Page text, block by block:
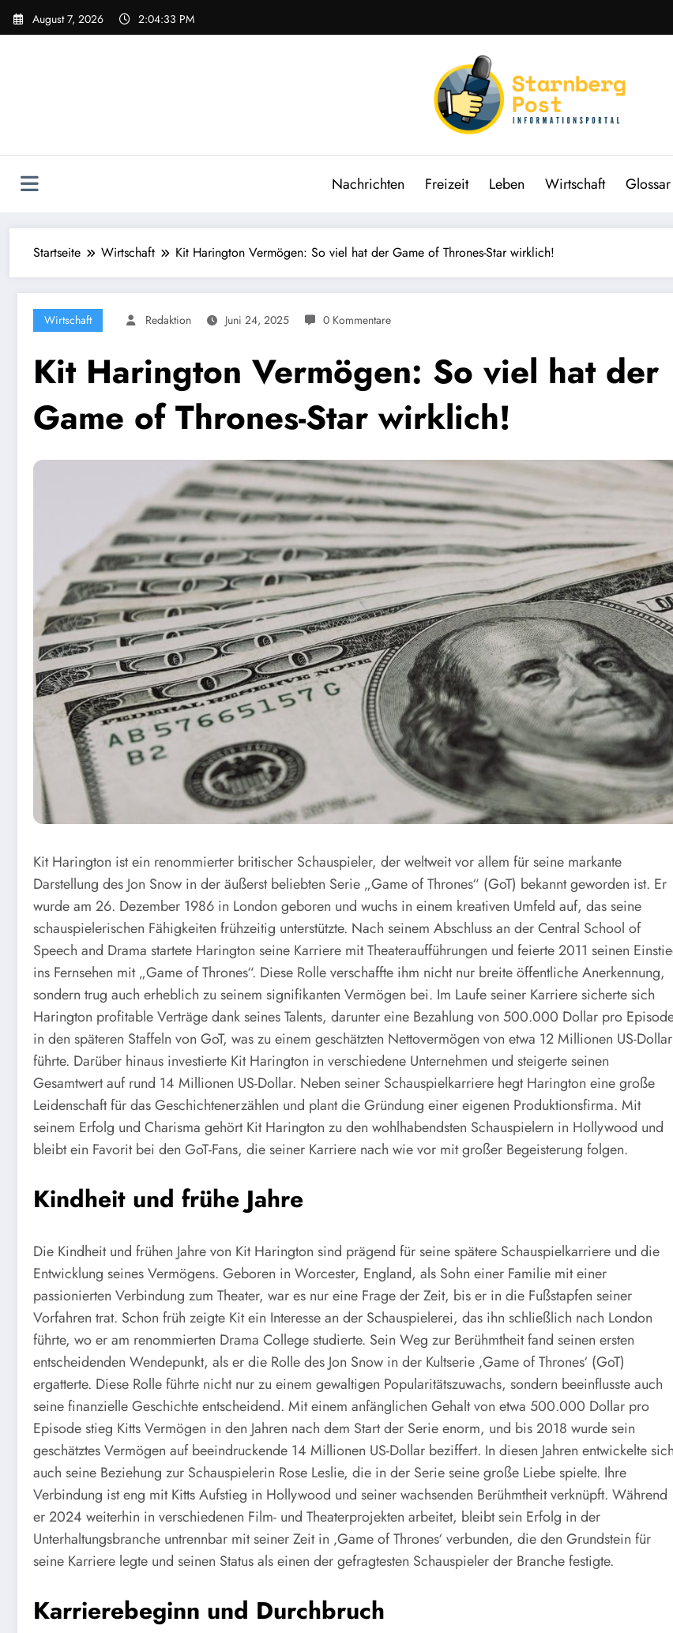
Zum
Inhalt
August 7, 2026 2:04:34 PM
Nachrichten Freizeit Leben Wirtschaft Glossar
Startseite Wirtschaft Kit Harington Vermögen: So viel hat der Game of Thrones-Star wirklich!
Wirtschaft Redaktion Juni 24, 2025 0 Kommentare
Kit Harington Vermögen: So viel hat der
Game of Thrones-Star wirklich!
Kit Harington ist ein renommierter britischer Schauspieler, der weltweit vor allem für seine markante
Darstellung des Jon Snow in der äußerst beliebten Serie „Game of Thrones“ (GoT) bekannt geworden ist. Er
wurde am 26. Dezember 1986 in London geboren und wuchs in einem kreativen Umfeld auf, das seine
schauspielerischen Fähigkeiten frühzeitig unterstützte. Nach seinem Abschluss an der Central School of
Speech and Drama startete Harington seine Karriere mit Theateraufführungen und feierte 2011 seinen
ins Fernsehen mit „Game of Thrones“. Diese Rolle verschaffte ihm nicht nur breite öffentliche Anerkennung,
sondern trug auch erheblich zu seinem signifikanten Vermögen bei. Im Laufe seiner Karriere sicherte sich
Harington profitable Verträge dank seines Talents, darunter eine Bezahlung von 500.000 Dollar pro
in den späteren Staffeln von GoT, was zu einem geschätzten Nettovermögen von etwa 12 Millionen US-Dollar
führte. Darüber hinaus investierte Kit Harington in verschiedene Unternehmen und steigerte seinen
Gesamtwert auf rund 14 Millionen US-Dollar. Neben seiner Schauspielkarriere hegt Harington eine große
Leidenschaft für das Geschichtenerzählen und plant die Gründung einer eigenen Produktionsfirma. Mit
seinem Erfolg und Charisma gehört Kit Harington zu den wohlhabendsten Schauspielern in Hollywood und
bleibt ein Favorit bei den GoT-Fans, die seiner Karriere nach wie vor mit großer Begeisterung folgen.
Kindheit und frühe Jahre
Die Kindheit und frühen Jahre von Kit Harington sind prägend für seine spätere Schauspielkarriere und die
Entwicklung seines Vermögens. Geboren in Worcester, England, als Sohn einer Familie mit einer
passionierten Verbindung zum Theater, war es nur eine Frage der Zeit, bis er in die Fußstapfen seiner
Vorfahren trat. Schon früh zeigte Kit ein Interesse an der Schauspielerei, das ihn schließlich nach London
führte, wo er am renommierten Drama College studierte. Sein Weg zur Berühmtheit fand seinen ersten
entscheidenden Wendepunkt, als er die Rolle des Jon Snow in der Kultserie ‚Game of Thrones‘ (GoT)
ergatterte. Diese Rolle führte nicht nur zu einem gewaltigen Popularitätszuwachs, sondern beeinflusste auch
seine finanzielle Geschichte entscheidend. Mit einem anfänglichen Gehalt von etwa 500.000 Dollar pro
Episode stieg Kitts Vermögen in den Jahren nach dem Start der Serie enorm, und bis 2018 wurde sein
geschätztes Vermögen auf beeindruckende 14 Millionen US-Dollar beziffert. In diesen Jahren entwickelte sich
auch seine Beziehung zur Schauspielerin Rose Leslie, die in der Serie seine große Liebe spielte. Ihre
Verbindung ist eng mit Kitts Aufstieg in Hollywood und seiner wachsenden Berühmtheit verknüpft. Während
er 2024 weiterhin in verschiedenen Film- und Theaterprojekten arbeitet, bleibt sein Erfolg in der
Unterhaltungsbranche untrennbar mit seiner Zeit in ‚Game of Thrones‘ verbunden, die den Grundstein für
seine Karriere legte und seinen Status als einen der gefragtesten Schauspieler der Branche festigte.
Karrierebeginn und Durchbruch